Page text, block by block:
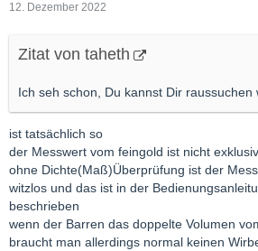
12. Dezember 2022
Zitat von taheth
Ich seh schon, Du kannst Dir raussuchen
ist tatsächlich so
der Messwert vom feingold ist nicht exklusiv
ohne Dichte(Maß)Überprüfung ist der
witzlos und das ist in der
beschrieben
wenn der Barren das doppelte Volumen
braucht man allerdings normal keinen